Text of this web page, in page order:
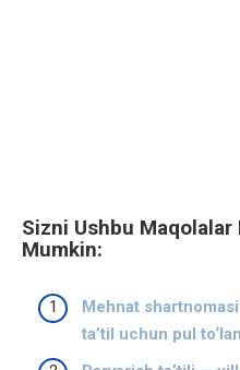
Sizni Ushbu
Mumkin:
Mehnat
ta’til uchun pul